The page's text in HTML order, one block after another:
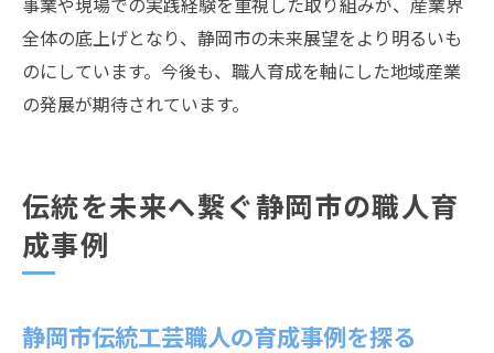
全体の底上げとなり、静岡市の未来展望をより明るいも
のにしています。今後も、職人育成を軸にした地域産業
の発展が期待されています。
伝統を未来へ繋ぐ静岡市の職人育
成事例
静岡市伝統工芸職人の育成事例を探る